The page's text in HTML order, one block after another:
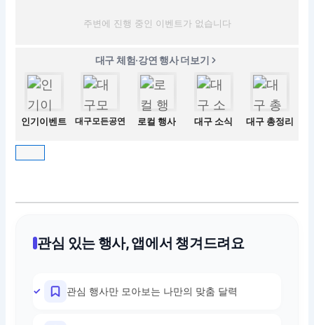
주변에 진행 중인 이벤트가 없습니다
대구 체험·강연 행사 더보기
인기이벤트 대구모든공연 로컬 행사 대구 소식 대구 총정리
관심 있는 행사, 앱에서 챙겨드려요
관심 행사만 모아보는 나만의 맞춤 달력